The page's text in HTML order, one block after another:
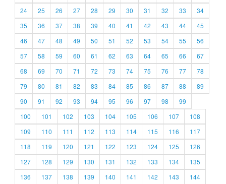
24
25 26 27 28 29 30 31 32 33
34
35
36 37 38 39 40 41 42 43 44
45
46
47 48 49 50 51 52 53 54 55
56
57
58 59 60 61 62 63 64 65 66
67
68
69 70 71 72 73 74 75 76 77
78
79
80 81 82 83 84 85 86 87 88
89
90
91 92 93 94 95 96 97 98
99
100
101 102 103 104 105 106 107
108
109
110 111 112 113 114 115 116
117
118
119 120 121 122 123 124 125
126
127
128 129 130 131 132 133 134
135
136
137 138 139 140 141 142 143
144